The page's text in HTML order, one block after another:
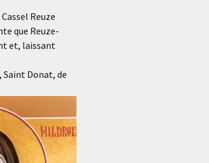
Reuze
que Reuze-
et, laissant
Saint Donat, de